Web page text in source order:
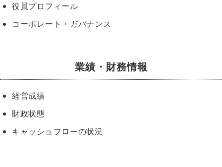
役員プロフィール
コーポレート・ガバナンス
業績・財務情報
経営成績
財政状態
キャッシュフローの状況